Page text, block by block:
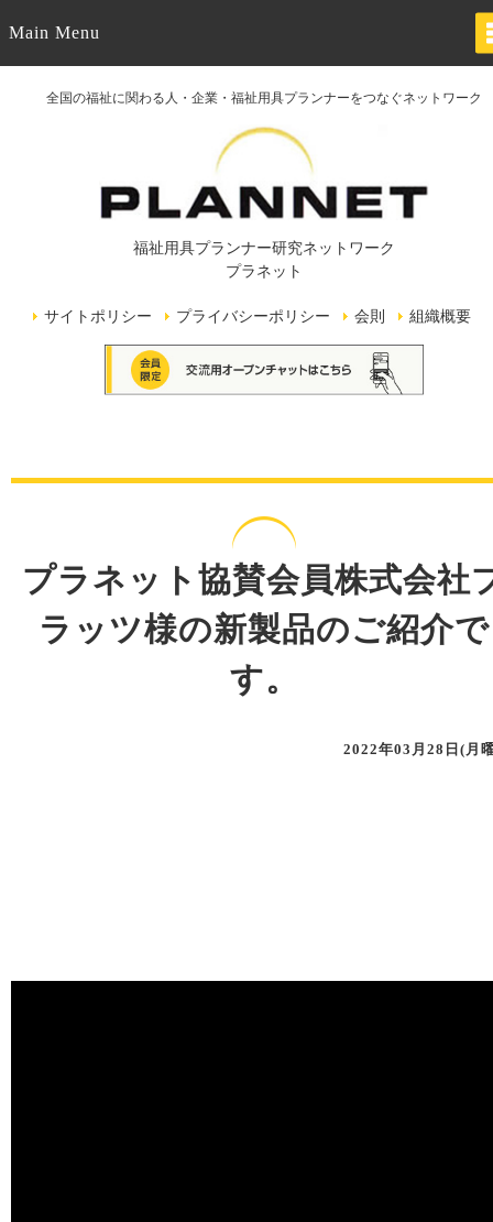
Main Menu
全国の福祉に関わる人・企業・福祉用具プランナーをつなぐネットワーク
福祉用具プランナー研究ネットワーク
プラネット
サイトポリシー プライバシーポリシー 会則 組織概要
プラネット協賛会員株式会社
ラッツ様の新製品のご紹介で
す。
2022年03月28日(月